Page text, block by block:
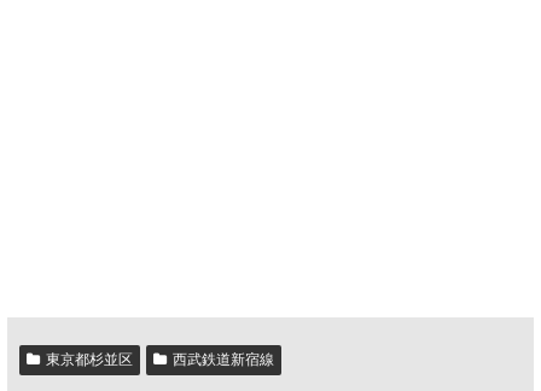
東京都杉並区 西武鉄道新宿線